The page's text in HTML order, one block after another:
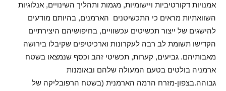
אמנויות דקורטיביות ויישומיות, מגמות ותהליך השינויים, אנלוגיות
השוואתיות מראים כי התכשיטנים הארמנים, בהיותם מודעים
להישגים של ייצור תכשיטים עכשוויים, בחיפושיהם היצירתיים
הקדישו תשומת לב רבה לעקרונות וארכיטיפים שקיבלו בירושה
מאבותיהם. גביעים, קערות, תכשיטי זהב וכסף שנמצאו בשטח
ארמניה בולטים בטעם המעולה שלהם ובאומנות
גבוהה.בצפון-מזרח הרמה הארמנית (בשטח הרפובליקה של